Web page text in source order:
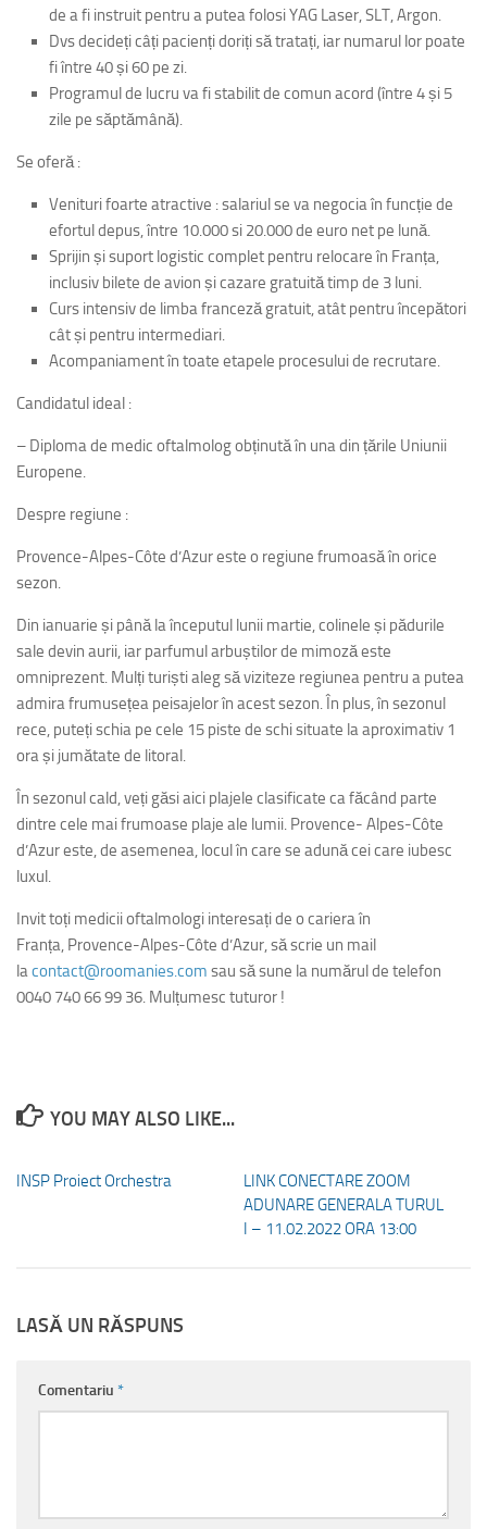
de a fi instruit pentru a putea folosi YAG Laser, SLT, Argon.
Dvs decideți câți pacienți doriți să tratați, iar numarul lor poate
fi între 40 și 60 pe zi.
Programul de lucru va fi stabilit de comun acord (între 4 și 5
zile pe săptămână).
Se oferă :
Venituri foarte atractive : salariul se va negocia în funcție de
efortul depus, între 10.000 si 20.000 de euro net pe lună.
Sprijin și suport logistic complet pentru relocare în Franța,
inclusiv bilete de avion și cazare gratuită timp de 3 luni.
Curs intensiv de limba franceză gratuit, atât pentru începători
cât și pentru intermediari.
Acompaniament în toate etapele procesului de recrutare.
Candidatul ideal :
– Diploma de medic oftalmolog obținută în una din țările Uniunii
Europene.
Despre regiune :
Provence-Alpes-Côte d’Azur este o regiune frumoasă în orice
sezon.
Din ianuarie și până la începutul lunii martie, colinele și pădurile
sale devin aurii, iar parfumul arbuștilor de mimoză este
omniprezent. Mulți turiști aleg să viziteze regiunea pentru a putea
admira frumusețea peisajelor în acest sezon. În plus, în sezonul
rece, puteți schia pe cele 15 piste de schi situate la aproximativ 1
ora și jumătate de litoral.
În sezonul cald, veți găsi aici plajele clasificate ca făcând parte
dintre cele mai frumoase plaje ale lumii. Provence- Alpes-Côte
d’Azur este, de asemenea, locul în care se adună cei care iubesc
luxul.
Invit toți medicii oftalmologi interesați de o cariera în
Franța, Provence-Alpes-Côte d’Azur, să scrie un mail
lacontact@roomanies.com sau să sune la numărul de telefon
0040 740 66 99 36. Mulțumesc tuturor !
YOU MAY ALSO LIKE...
INSP Proiect Orchestra
LINK CONECTARE ZOOM
ADUNARE GENERALA TURUL
I – 11.02.2022 ORA 13:00
LASĂ UN RĂSPUNS
Comentariu *